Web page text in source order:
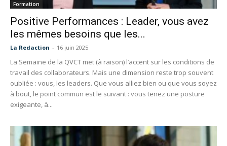
Formation
Positive Performances : Leader, vous avez
les mêmes besoins que les...
La Redaction - 16 juin 2025
La Semaine de la QVCT met (à raison) l’accent sur les conditions de
travail des collaborateurs. Mais une dimension reste trop souvent
oubliée : vous, les leaders. Que vous alliez bien ou que vous soyez
à bout, le point commun est le suivant : vous tenez une posture
exigeante, à...